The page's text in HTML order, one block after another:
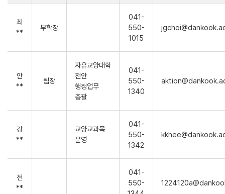
최
**
부학장
041-
550-
1015
안
**
팀장
자유교양대학
천안
행정업무
총괄
041-
550-
1340
강
**
교양교과목
운영
041-
550-
1342
전
**
041-
550-